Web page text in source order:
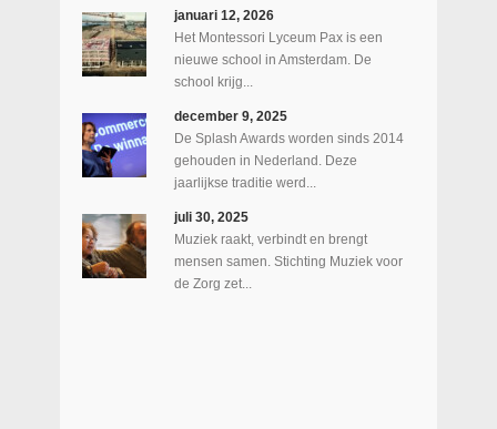
januari 12, 2026
Het Montessori Lyceum Pax is een
nieuwe school in Amsterdam. De
school krijg...
december 9, 2025
De Splash Awards worden sinds 2014
gehouden in Nederland. Deze
jaarlijkse traditie werd...
juli 30, 2025
Muziek raakt, verbindt en brengt
mensen samen. Stichting Muziek voor
de Zorg zet...